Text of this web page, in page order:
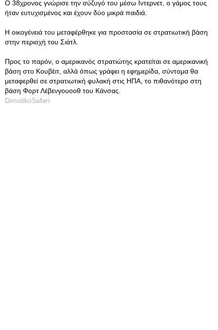
Ο 38χρονος γνώρισε την σύζυγό του μέσω Ιντερνετ, ο γάμος τους
ήταν ευτυχισμένος και έχουν δύο μικρά παιδιά.
Η οικογένειά του μεταφέρθηκε για προστασία σε στρατιωτική βάση
στην περιοχή του Σιάτλ.
Προς το παρόν, ο αμερικανός στρατιώτης κρατείται σε αμερικανική
βάση στο Κουβέιτ, αλλά όπως γράφει η εφημερίδα, σύντομα θα
μεταφερθεί σε στρατιωτική φυλακή στις ΗΠΑ, το πιθανότερο στη
βάση Φορτ Λέβενγουοοθ του Κάνσας.
DimotikoSafari